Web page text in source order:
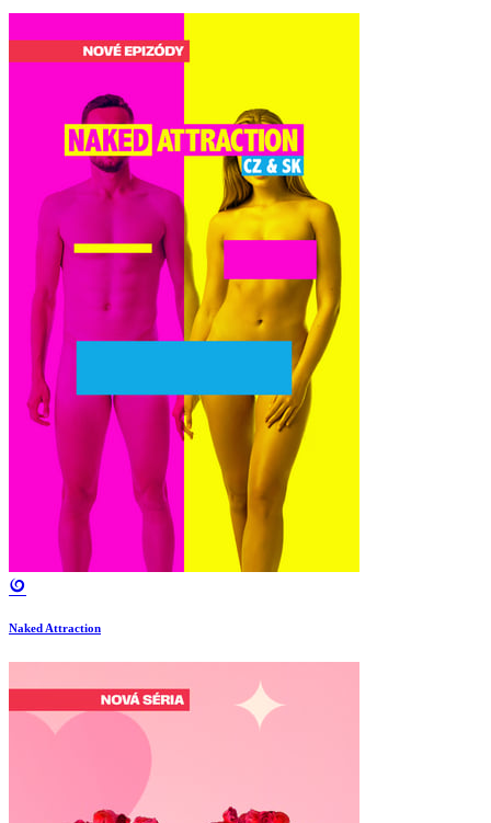
Naked Attraction